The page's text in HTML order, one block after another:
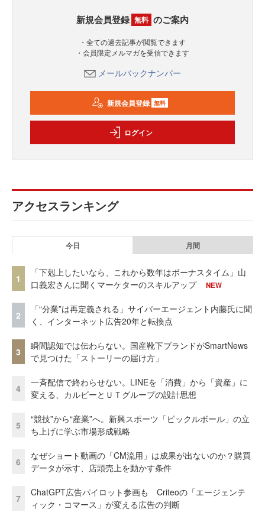
新規会員登録 無料 のご案内
・全ての過去記事が閲覧できます
・会員限定メルマガを受信できます
メールバックナンバー
新規会員登録 無料
ログイン
アクセスランキング
今日 月間
1
「下剋上したいなら、これから数年はボーナスタイム」山
口義宏さんに聞くマーケターのスキルアップ
NEW
2
「“分業”は再定義される」サイバーエージェント内藤氏に聞
く、インターネット広告20年と転換点
3
瞬間認知では伝わらない。国産靴下ブランドがSmartNews
で見つけた「ストーリーの届け方」
4
一斉配信で終わらせない。LINEを「消費」から「資産」に
変える、カルビーとＵＴグループの設計思想
5
“競技”から“産業”へ。新興スポーツ「ピックルボール」の立
ち上げに学ぶ市場形成戦略
6
なぜショート動画の「CM流用」は成果が出ないのか？購買
データが示す、店頭売上を動かす条件
7
ChatGPT広告パイロット参画も Criteoの「エージェンテ
ィック・コマース」が変える広告の判断